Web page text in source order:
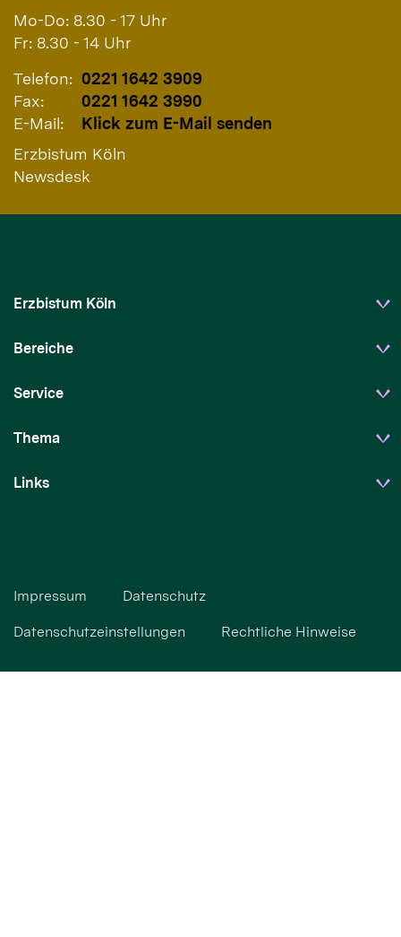
Mo-Do: 8.30 - 17 Uhr
Fr: 8.30 - 14 Uhr
Telefon: 0221 1642 3909
Fax:
0221 1642 3990
E-Mail:
Klick zum E-Mail senden
Erzbistum Köln
Newsdesk
Erzbistum Köln
Bereiche
Service
Thema
Links
Impressum Datenschutz
Datenschutzeinstellungen Rechtliche Hinweise